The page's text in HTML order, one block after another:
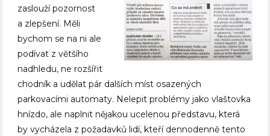
zaslouží pozornost
a zlepšení. Měli
bychom se na ni ale
podívat z většího
nadhledu, ne rozšířit
chodník a udělat pár dalších míst osazených
parkovacími automaty. Nelepit problémy jako vlaštovka
hnízdo, ale naplnit nějakou ucelenou představu, která
by vycházela z požadavků lidí, kteří dennodenně tento